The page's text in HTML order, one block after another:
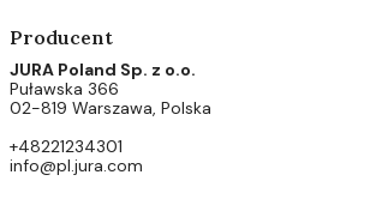
Producent
JURA Poland Sp. z o.o.
Puławska 366
02-819 Warszawa, Polska
+48221234301
info@pl.jura.com